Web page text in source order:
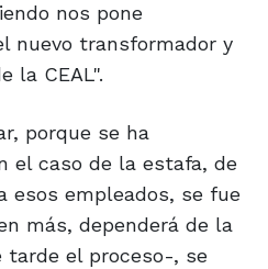
nos pone
nuevo transformador y
la CEAL".
porque se ha
el caso de la estafa, de
esos empleados, se fue
más, dependerá de la
tarde el proceso-, se